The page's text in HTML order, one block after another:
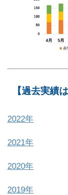
【過去実績
2022年
2021年
2020年
2019年